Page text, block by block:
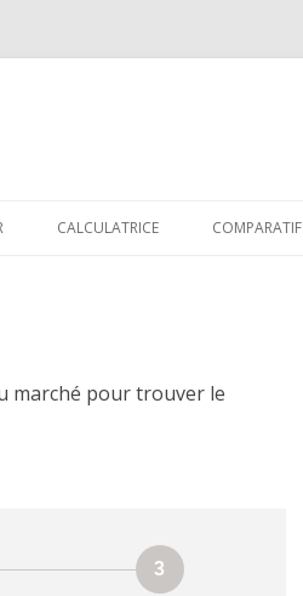
au
CALCULATRICE COMPARATIF
marché pour trouver le